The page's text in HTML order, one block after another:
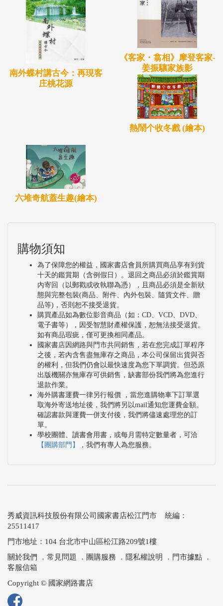
南外蝶村講古今：再現客
庄桃花源
《客家・翕相》摩登客家-
姜振驤家族影
熱鬧个收冬戲 (繪本)
六堆奇航蓋生趣(繪本)
購物須知
為了保障您的權益，國家書店會員所購買商品享有到貨
十天的鑑賞期（含例假日）。退回之商品必須於鑑賞期
內寄回（以郵戳或收執聯為憑），且商品必須是全新狀
態與完整包裝(商品、附件、內外包裝、隨貨文件、贈
品等)，否則恕不接受退貨。
購買產品如為數位影音商品（如：CD、VCD、DVD、
電子書等），因受智慧財產權保護，恕無法接受退貨。
如有商品瑕疵，僅可更換相同產品。
國家書店因網路與門市共同銷售，若在您完成訂單程序
之後，若內含售盡無庫存之商品，本公司保留出貨與否
的權利，但我們仍會以最快速度為您下單調貨。但恐原
出版機關亦無庫存可供銷售，缺書部份我們將為您進行
退款作業。
海外購書運費一律另行報價 ，當您進購物車下訂單選
取海外寄送地址後，我們將另以mail通知您運費金額。
確認書款與運費一併支付後，我們將儘速處理您的訂
單。
學校團體、讀書會用書，或每月需特定數量者，可洽
【團購部門】
，我們有專人為您服務。
秀威資訊科技股份有限公司國家書店松江門市 統編：
25511417
門市地址：104 台北市中山區松江路209號1樓
關於我們
． 常見問題 ． 團購服務 ． 隱私權說明 ． 門市據點 ．
客服信箱
Copyright © 國家網路書店